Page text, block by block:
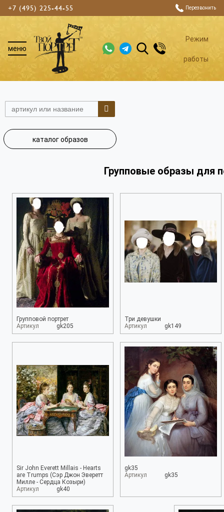
+7 (495) 225-44-55 Перезвонить
меню
Режим
работы
каталог образов
Групповые образы для
Групповой портрет
Артикул
gk205
Три девушки
Артикул
gk149
Sir John Everett Millais - Hearts
are Trumps (Сэр Джон Эверетт
Милле - Сердца Козыри)
Артикул
gk40
gk35
Артикул
gk35